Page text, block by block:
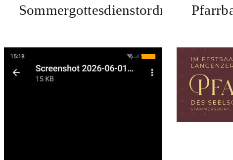
Sommergottesdienstordnung